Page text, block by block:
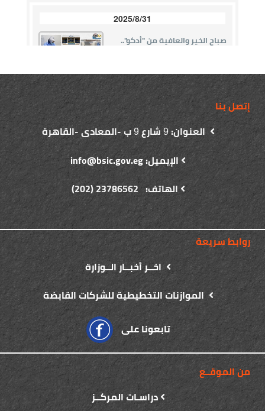
إتصل بنا
العنوان:9شارع9ب -المعادى -القاهرة
الإيميل: info@bsic.gov.eg
الهاتف: 23786562 (202)
روابط سريعة
اخــر أخبــار الــوزارة
الموازنات التخطيطية للشركات القابضة
تابعونا على
من الموقــع
دراسـات المركــز